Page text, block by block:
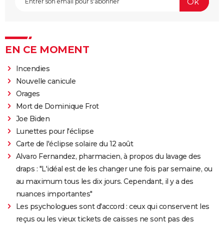
EN CE MOMENT
Incendies
Nouvelle canicule
Orages
Mort de Dominique Frot
Joe Biden
Lunettes pour l'éclipse
Carte de l'éclipse solaire du 12 août
Alvaro Fernandez, pharmacien, à propos du lavage des
draps : "L'idéal est de les changer une fois par semaine, ou
au maximum tous les dix jours. Cependant, il y a des
nuances importantes"
Les psychologues sont d'accord : ceux qui conservent les
reçus ou les vieux tickets de caisses ne sont pas des